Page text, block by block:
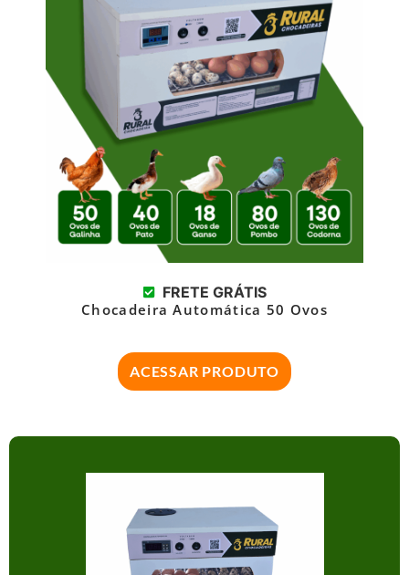
FRETE GRÁTIS
Chocadeira Automática 50 Ovos
ACESSAR PRODUTO